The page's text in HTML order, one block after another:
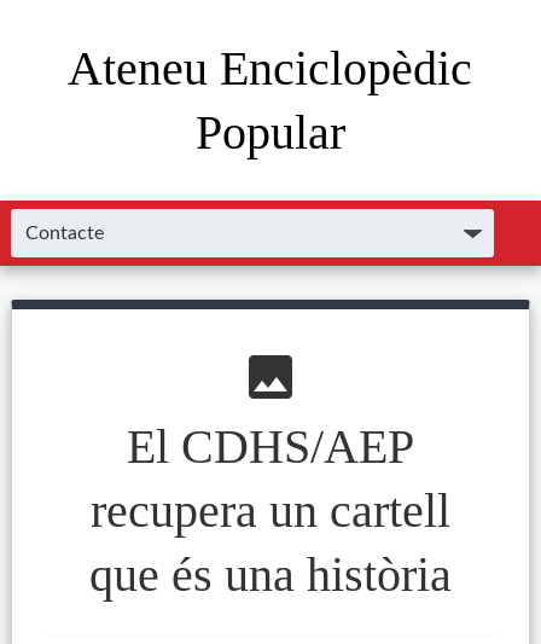
Ateneu Enciclopèdic
Popular
image
El CDHS/AEP
recupera un cartell
que és una història